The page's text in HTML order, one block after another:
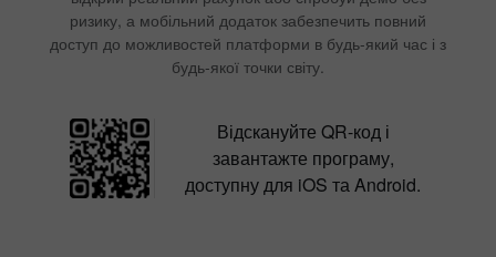
ризику, а мобільний додаток забезпечить повний
доступ до можливостей платформи в будь-який час і з
будь-якої точки світу.
Відскануйте QR-код і
завантажте програму,
доступну для iOS та Android.